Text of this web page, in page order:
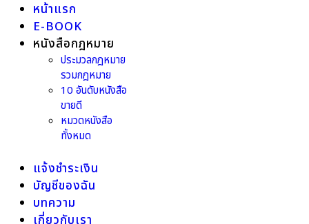
หน้าแรก
E-BOOK
หนังสือกฎหมาย
ประมวลกฎหมาย
รวมกฎหมาย
10 อันดับหนังสือ
ขายดี
หมวดหนังสือ
ทั้งหมด
แจ้งชำระเงิน
บัญชีของฉัน
บทความ
เกี่ยวกับเรา